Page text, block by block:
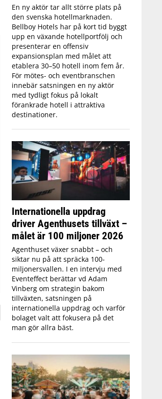
En ny aktör tar allt större plats på
den svenska hotellmarknaden.
Bellboy Hotels har på kort tid byggt
upp en växande hotellportfölj och
presenterar en offensiv
expansionsplan med målet att
etablera 30–50 hotell inom fem år.
För mötes- och eventbranschen
innebär satsningen en ny aktör
med tydligt fokus på lokalt
förankrade hotell i attraktiva
destinationer.
Internationella uppdrag
driver Agenthusets tillväxt –
målet är 100 miljoner 2026
Agenthuset växer snabbt – och
siktar nu på att spräcka 100-
miljonersvallen. I en intervju med
Eventeffect berättar vd Adam
Vinberg om strategin bakom
tillväxten, satsningen på
internationella uppdrag och varför
bolaget valt att fokusera på det
man gör allra bäst.